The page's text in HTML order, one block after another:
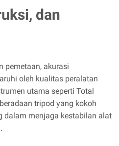
dan
pemetaan, akurasi
oleh kualitas peralatan
utama seperti Total
tripod yang kokoh
dalam menjaga kestabilan alat